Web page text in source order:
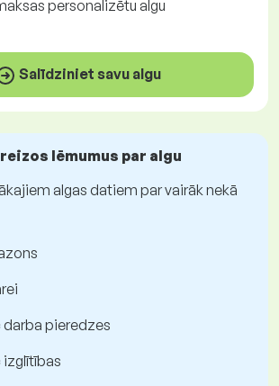
personalizētu algu
Salīdziniet savu algu
lēmumus par algu
algas datiem par vairāk nekā
darba pieredzes
izglītības